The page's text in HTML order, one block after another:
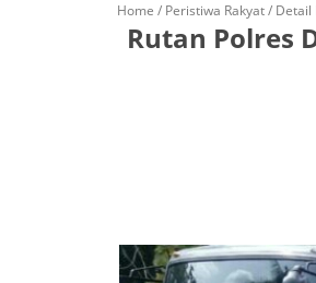
Home / Peristiwa Rakyat/ Detail
Rutan Polres